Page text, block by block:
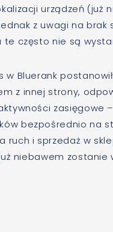
urządzeń (już
z uwagi na
te często nie są
w Bluerank postanowił
z innej strony,
zasięgowe –
bezpośrednio na
ruch i sprzedaż w
niebawem